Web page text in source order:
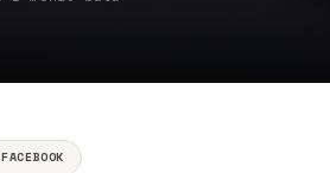
FACEBOOK